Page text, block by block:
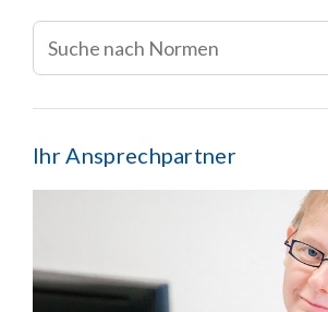
Ihr Ansprechpartner